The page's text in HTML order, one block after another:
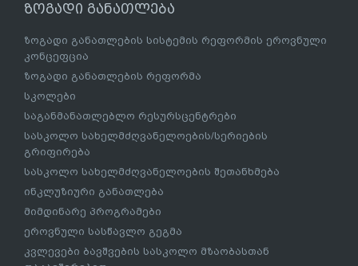
ზოგადი განათლება
ზოგადი განათლების სისტემის რეფორმის ეროვნული
კონცეფცია
ზოგადი განათლების რეფორმა
სკოლები
საგანმანათლებლო რესურსცენტრები
სასკოლო სახელმძღვანელოების/სერიების
გრიფირება
სასკოლო სახელმძღვანელოების შეთანხმება
ინკლუზიური განათლება
მიმდინარე პროგრამები
ეროვნული სასწავლო გეგმა
კვლევები ბავშვების სასკოლო მზაობასთან